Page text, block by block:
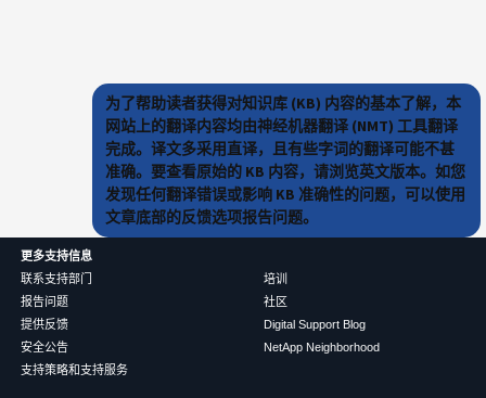
为了帮助读者获得对知识库 (KB) 内容的基本了解，本
网站上的翻译内容均由神经机器翻译 (NMT) 工具翻译
完成。译文多采用直译，且有些字词的翻译可能不甚
准确。要查看原始的 KB 内容，请浏览英文版本。如您
发现任何翻译错误或影响 KB 准确性的问题，可以使用
文章底部的反馈选项报告问题。
更多支持信息
联系支持部门
报告问题
提供反馈
安全公告
支持策略和支持服务
培训
社区
Digital Support Blog
NetApp Neighborhood